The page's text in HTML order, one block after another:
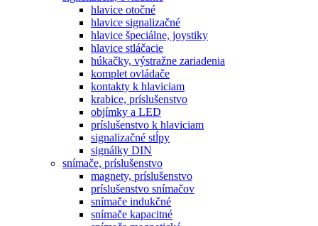
hlavice otočné
hlavice signalizačné
hlavice špeciálne, joystiky
hlavice stláčacie
húkačky, výstražne zariadenia
komplet ovládače
kontakty k hlaviciam
krabice, príslušenstvo
objímky a LED
príslušenstvo k hlaviciam
signalizačné stĺpy
signálky DIN
snímače, príslušenstvo
magnety, príslušenstvo
príslušenstvo snímačov
snímače indukčné
snímače kapacitné